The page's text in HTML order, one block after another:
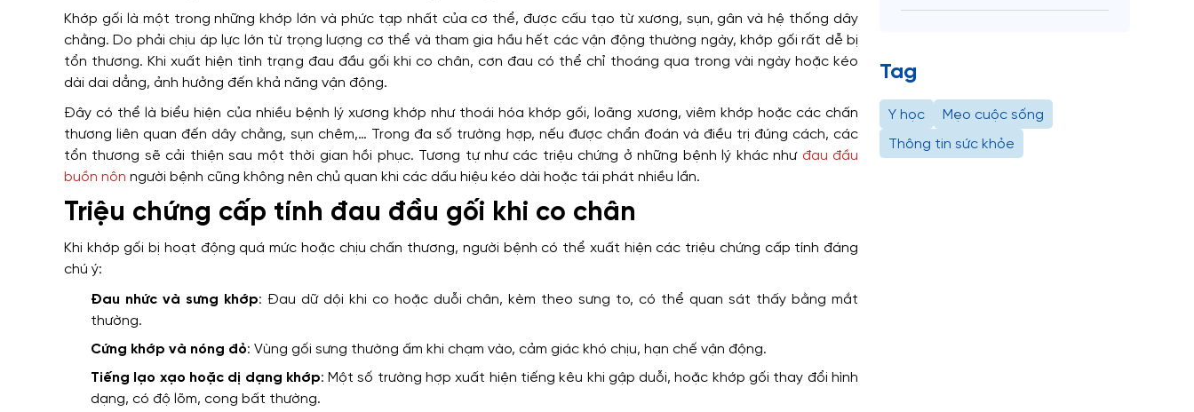
Khớp gối là một trong những khớp lớn và phức tạp nhất của cơ thể, được cấu tạo từ xương, sụn, gân và hệ thống dây
chằng. Do phải chịu áp lực lớn từ trọng lượng cơ thể và tham gia hầu hết các vận động thường ngày, khớp gối rất dễ bị
tổn thương. Khi xuất hiện tình trạng đau đầu gối khi co chân, cơn đau có thể chỉ thoáng qua trong vài ngày hoặc kéo
dài dai dẳng, ảnh hưởng đến khả năng vận động.
Đây có thể là biểu hiện của nhiều bệnh lý xương khớp như thoái hóa khớp gối, loãng xương, viêm khớp hoặc các chấn
thương liên quan đến dây chằng, sụn chêm,… Trong đa số trường hợp, nếu được chẩn đoán và điều trị đúng cách, các
tổn thương sẽ cải thiện sau một thời gian hồi phục. Tương tự như các triệu chứng ở những bệnh lý khác như đau đầu
buồn nôn người bệnh cũng không nên chủ quan khi các dấu hiệu kéo dài hoặc tái phát nhiều lần.
Triệu chứng cấp tính đau đầu gối khi co chân
Khi khớp gối bị hoạt động quá mức hoặc chịu chấn thương, người bệnh có thể xuất hiện các triệu chứng cấp tính đáng
chú ý:
Đau nhức và sưng khớp: Đau dữ dội khi co hoặc duỗi chân, kèm theo sưng to, có thể quan sát thấy bằng mắt
thường.
Cứng khớp và nóng đỏ: Vùng gối sưng thường ấm khi chạm vào, cảm giác khó chịu, hạn chế vận động.
Tiếng lạo xạo hoặc dị dạng khớp: Một số trường hợp xuất hiện tiếng kêu khi gập duỗi, hoặc khớp gối thay đổi hình
dạng, có độ lõm, cong bất thường.
Tag
Y học
Mẹo cuộc sống
Thông tin sức khỏe